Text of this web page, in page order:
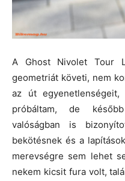
A Ghost Nivolet Tour
geometriát követi, nem
az út
próbáltam, de
valóságban is
bekötésnek és a
merevségre sem lehet
nekem kicsit fura volt,